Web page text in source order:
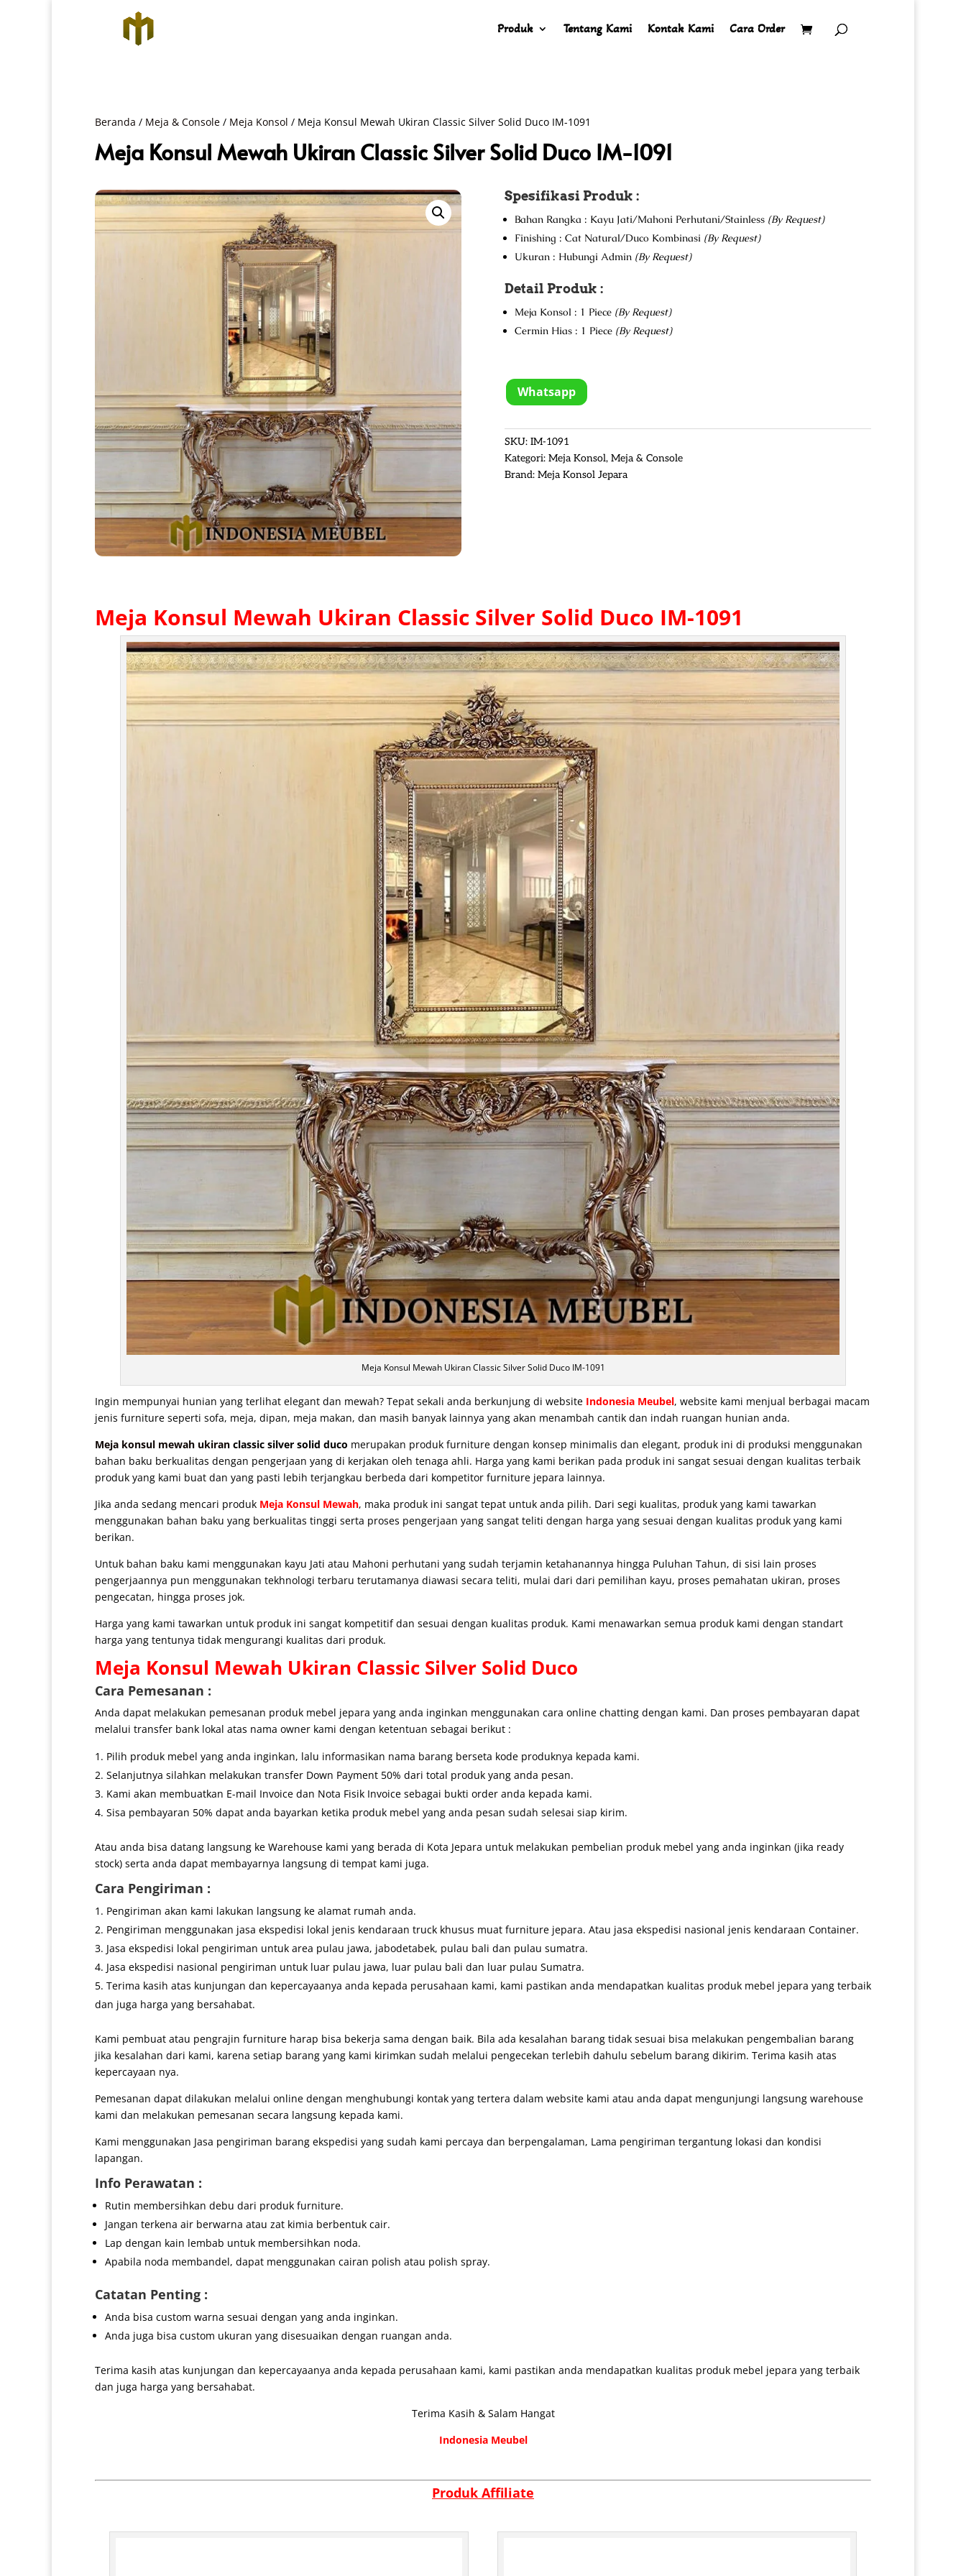
Produk Tentang Kami Kontak Kami Cara Order
Beranda / Meja & Console / Meja Konsol / Meja Konsul Mewah Ukiran Classic Silver Solid Duco IM-1091
Meja Konsul Mewah Ukiran Classic Silver Solid Duco IM-1091
Spesifikasi Produk :
Bahan Rangka : Kayu Jati/Mahoni Perhutani/Stainless (By Request)
Finishing : Cat Natural/Duco Kombinasi (By Request)
Ukuran : Hubungi Admin (By Request)
Detail Produk :
Meja Konsol : 1 Piece (By Request)
Cermin Hias : 1 Piece (By Request)
Whatsapp
SKU: IM-1091
Kategori: Meja Konsol, Meja & Console
Brand: Meja Konsol Jepara
Meja Konsul Mewah Ukiran Classic Silver Solid Duco IM-1091
Meja Konsul Mewah Ukiran Classic Silver Solid Duco IM-1091
Ingin mempunyai hunian yang terlihat elegant dan mewah? Tepat sekali anda berkunjung di website Indonesia Meubel, website kami menjual berbagai macam
jenis furniture seperti sofa, meja, dipan, meja makan, dan masih banyak lainnya yang akan menambah cantik dan indah ruangan hunian anda.
Meja konsul mewah ukiran classic silver solid duco merupakan produk furniture dengan konsep minimalis dan elegant, produk ini di produksi menggunakan
bahan baku berkualitas dengan pengerjaan yang di kerjakan oleh tenaga ahli. Harga yang kami berikan pada produk ini sangat sesuai dengan kualitas terbaik
produk yang kami buat dan yang pasti lebih terjangkau berbeda dari kompetitor furniture jepara lainnya.
Jika anda sedang mencari produk Meja Konsul Mewah, maka produk ini sangat tepat untuk anda pilih. Dari segi kualitas, produk yang kami tawarkan
menggunakan bahan baku yang berkualitas tinggi serta proses pengerjaan yang sangat teliti dengan harga yang sesuai dengan kualitas produk yang kami
berikan.
Untuk bahan baku kami menggunakan kayu Jati atau Mahoni perhutani yang sudah terjamin ketahanannya hingga Puluhan Tahun, di sisi lain proses
pengerjaannya pun menggunakan tekhnologi terbaru terutamanya diawasi secara teliti, mulai dari dari pemilihan kayu, proses pemahatan ukiran, proses
pengecatan, hingga proses jok.
Harga yang kami tawarkan untuk produk ini sangat kompetitif dan sesuai dengan kualitas produk. Kami menawarkan semua produk kami dengan standart
harga yang tentunya tidak mengurangi kualitas dari produk.
Meja Konsul Mewah Ukiran Classic Silver Solid Duco
Cara Pemesanan :
Anda dapat melakukan pemesanan produk mebel jepara yang anda inginkan menggunakan cara online chatting dengan kami. Dan proses pembayaran dapat
melalui transfer bank lokal atas nama owner kami dengan ketentuan sebagai berikut :
Pilih produk mebel yang anda inginkan, lalu informasikan nama barang berseta kode produknya kepada kami.
Selanjutnya silahkan melakukan transfer Down Payment 50% dari total produk yang anda pesan.
Kami akan membuatkan E-mail Invoice dan Nota Fisik Invoice sebagai bukti order anda kepada kami.
Sisa pembayaran 50% dapat anda bayarkan ketika produk mebel yang anda pesan sudah selesai siap kirim.
Atau anda bisa datang langsung ke Warehouse kami yang berada di Kota Jepara untuk melakukan pembelian produk mebel yang anda inginkan (jika ready
stock) serta anda dapat membayarnya langsung di tempat kami juga.
Cara Pengiriman :
Pengiriman akan kami lakukan langsung ke alamat rumah anda.
Pengiriman menggunakan jasa ekspedisi lokal jenis kendaraan truck khusus muat furniture jepara. Atau jasa ekspedisi nasional jenis kendaraan Container.
Jasa ekspedisi lokal pengiriman untuk area pulau jawa, jabodetabek, pulau bali dan pulau sumatra.
Jasa ekspedisi nasional pengiriman untuk luar pulau jawa, luar pulau bali dan luar pulau Sumatra.
Terima kasih atas kunjungan dan kepercayaanya anda kepada perusahaan kami, kami pastikan anda mendapatkan kualitas produk mebel jepara yang terbaik
dan juga harga yang bersahabat.
Kami pembuat atau pengrajin furniture harap bisa bekerja sama dengan baik. Bila ada kesalahan barang tidak sesuai bisa melakukan pengembalian barang
jika kesalahan dari kami, karena setiap barang yang kami kirimkan sudah melalui pengecekan terlebih dahulu sebelum barang dikirim. Terima kasih atas
kepercayaan nya.
Pemesanan dapat dilakukan melalui online dengan menghubungi kontak yang tertera dalam website kami atau anda dapat mengunjungi langsung warehouse
kami dan melakukan pemesanan secara langsung kepada kami.
Kami menggunakan Jasa pengiriman barang ekspedisi yang sudah kami percaya dan berpengalaman, Lama pengiriman tergantung lokasi dan kondisi
lapangan.
Info Perawatan :
Rutin membersihkan debu dari produk furniture.
Jangan terkena air berwarna atau zat kimia berbentuk cair.
Lap dengan kain lembab untuk membersihkan noda.
Apabila noda membandel, dapat menggunakan cairan polish atau polish spray.
Catatan Penting :
Anda bisa custom warna sesuai dengan yang anda inginkan.
Anda juga bisa custom ukuran yang disesuaikan dengan ruangan anda.
Terima kasih atas kunjungan dan kepercayaanya anda kepada perusahaan kami, kami pastikan anda mendapatkan kualitas produk mebel jepara yang terbaik
dan juga harga yang bersahabat.
Terima Kasih & Salam Hangat
Indonesia Meubel
Produk Affiliate